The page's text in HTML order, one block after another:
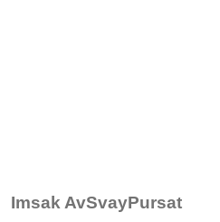
Imsak AvSvayPursat